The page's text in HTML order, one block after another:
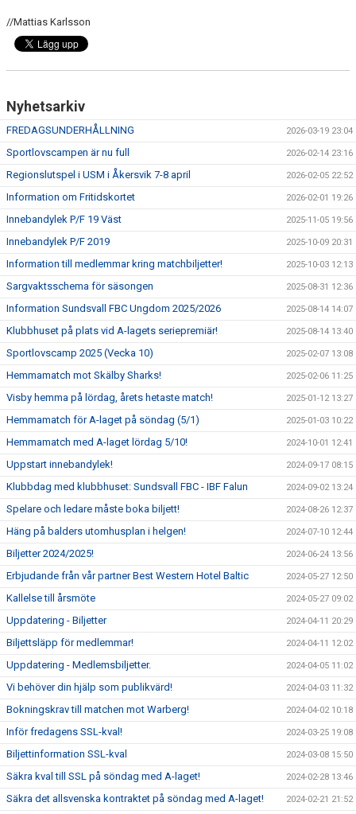
LÄNKAR
SARGVAKTSCHEMA
MEDLEMSKAP
//Mattias Karlsson
Nyhetsarkiv
FREDAGSUNDERHÅLLNING 2026-03-19 23:04
Sportlovscampen är nu full 2026-02-14 23:16
Regionslutspel i USM i Åkersvik 7-8 april 2026-02-05 22:52
Information om Fritidskortet 2026-02-01 19:26
Innebandylek P/F 19 Väst 2025-11-05 19:56
Innebandylek P/F 2019 2025-10-09 20:31
Information till medlemmar kring matchbiljetter! 2025-10-03 12:13
Sargvaktsschema för säsongen 2025-08-31 12:36
Information Sundsvall FBC Ungdom 2025/2026 2025-08-14 14:07
Klubbhuset på plats vid A-lagets seriepremiär! 2025-08-14 13:40
Sportlovscamp 2025 (Vecka 10) 2025-02-07 13:08
Hemmamatch mot Skälby Sharks! 2025-02-06 11:25
Visby hemma på lördag, årets hetaste match! 2025-01-12 13:27
Hemmamatch för A-laget på söndag (5/1) 2025-01-03 10:22
Hemmamatch med A-laget lördag 5/10! 2024-10-01 12:41
Uppstart innebandylek! 2024-09-17 08:15
Klubbdag med klubbhuset: Sundsvall FBC - IBF Falun 2024-09-02 13:24
Spelare och ledare måste boka biljett! 2024-08-26 12:37
Häng på balders utomhusplan i helgen! 2024-07-10 12:44
Biljetter 2024/2025! 2024-06-24 13:56
Erbjudande från vår partner Best Western Hotel Baltic 2024-05-27 12:50
Kallelse till årsmöte 2024-05-27 09:02
Uppdatering - Biljetter 2024-04-11 20:29
Biljettsläpp för medlemmar! 2024-04-11 12:02
Uppdatering - Medlemsbiljetter. 2024-04-05 11:02
Vi behöver din hjälp som publikvärd! 2024-04-03 11:32
Bokningskrav till matchen mot Warberg! 2024-04-02 10:18
Inför fredagens SSL-kval! 2024-03-25 19:08
Biljettinformation SSL-kval 2024-03-08 15:50
Säkra kval till SSL på söndag med A-laget! 2024-02-28 13:46
Säkra det allsvenska kontraktet på söndag med A-laget! 2024-02-21 21:52